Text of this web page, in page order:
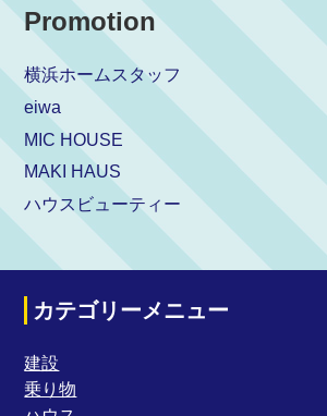
Promotion
横浜ホームスタッフ
eiwa
MIC HOUSE
MAKI HAUS
ハウスビューティー
カテゴリーメニュー
建設
乗り物